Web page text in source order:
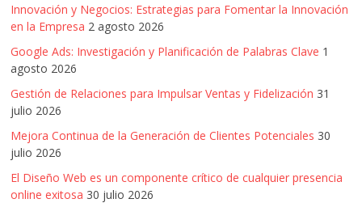
Innovación y Negocios: Estrategias para Fomentar la Innovación
en la Empresa 2 agosto 2026
Google Ads: Investigación y Planificación de Palabras Clave 1
agosto 2026
Gestión de Relaciones para Impulsar Ventas y Fidelización 31
julio 2026
Mejora Continua de la Generación de Clientes Potenciales 30
julio 2026
El Diseño Web es un componente crítico de cualquier presencia
online exitosa 30 julio 2026